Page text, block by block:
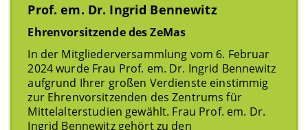
Prof. em. Dr. Ingrid Bennewitz
Ehrenvorsitzende des ZeMas
In der Mitgliederversammlung vom 6. Februar
2024 wurde Frau Prof. em. Dr. Ingrid Bennewitz
aufgrund Ihrer großen Verdienste einstimmig
zur Ehrenvorsitzenden des Zentrums für
Mittelalterstudien gewählt. Frau Prof. em. Dr.
Ingrid Bennewitz gehört zu den